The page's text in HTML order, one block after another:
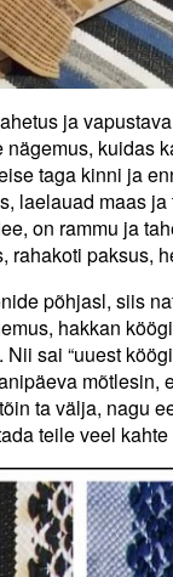
ja
kuidas
taga kinni ja
laelauad maas
on rammu ja
paksus,
põhjasl, siis
hakkan
sai “uuest
mõtlesin,
ta välja, nagu
teile veel